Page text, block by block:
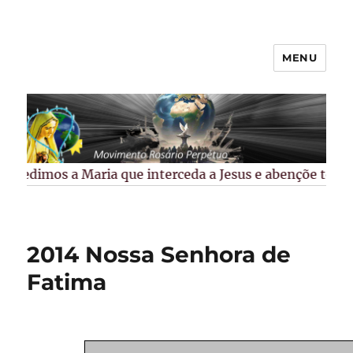
Guarapuava/PR
MENU
Pedimos a Maria que interceda a Jesus e abençõe
2014 Nossa Senhora de
Fatima